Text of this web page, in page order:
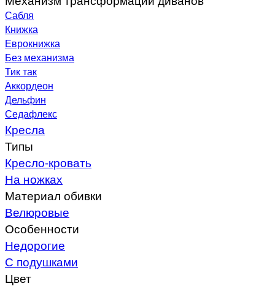
Сабля
Книжка
Еврокнижка
Без механизма
Тик так
Аккордеон
Дельфин
Седафлекс
Кресла
Типы
Кресло-кровать
На ножках
Материал обивки
Велюровые
Особенности
Недорогие
С подушками
Цвет